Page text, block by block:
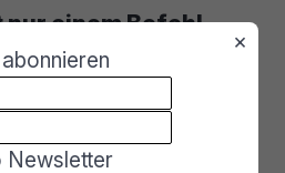
einem Befehl
nicht nur
×
Newsletter